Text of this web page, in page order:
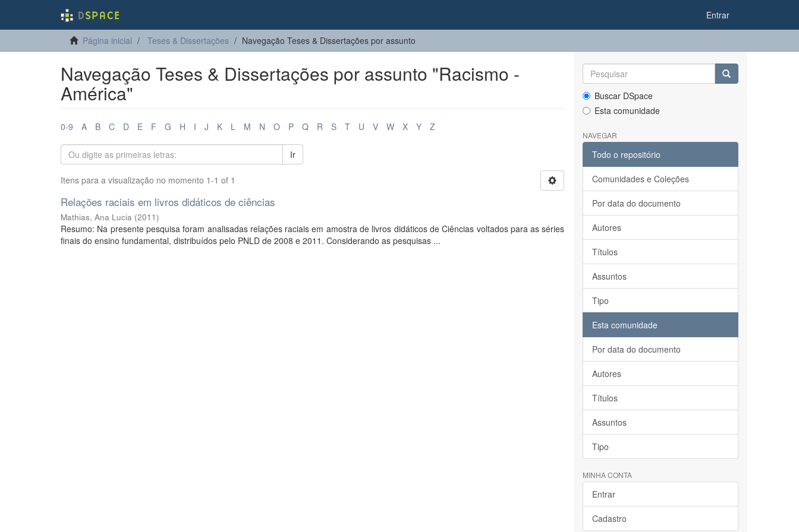
Entrar
Página inicial Teses & Dissertações Navegação Teses & Dissertações por assunto
Navegação Teses & Dissertações por assunto "Racismo -
América"
0-9 A B C D E F G H I J K L M N O P Q R S T U V W X Y Z
Ir
Itens para a visualização no momento 1-1 of 1
Relações raciais em livros didáticos de ciências
Mathias, Ana Lucia (2011)
Resumo: Na presente pesquisa foram analisadas relações raciais em amostra de livros didáticos de Ciências voltados para as séries
finais do ensino fundamental, distribuídos pelo PNLD de 2008 e 2011. Considerando as pesquisas ...
Buscar DSpace
Esta comunidade
NAVEGAR
Todo o repositório
Comunidades e Coleções
Por data do documento
Autores
Títulos
Assuntos
Tipo
Esta comunidade
Por data do documento
Autores
Títulos
Assuntos
Tipo
MINHA CONTA
Entrar
Cadastro